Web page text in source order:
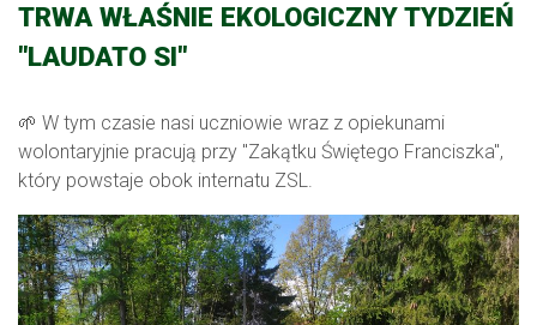
TRWA WŁAŚNIE EKOLOGICZNY TYDZIEŃ
"LAUDATO SI"
🌱 W tym czasie nasi uczniowie wraz z opiekunami
wolontaryjnie pracują przy "Zakątku Świętego Franciszka",
który powstaje obok internatu ZSL.